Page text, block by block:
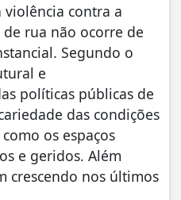
contra a
rua não ocorre de
Segundo o
e
políticas públicas de
das condições
os espaços
e geridos. Além
crescendo nos últimos